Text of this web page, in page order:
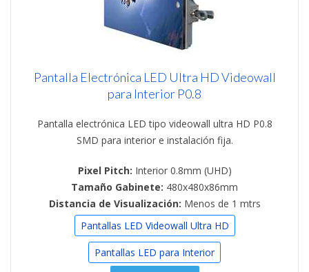
Pantalla Electrónica LED Ultra HD Videowall
para Interior P0.8
Pantalla electrónica LED tipo videowall ultra HD P0.8
SMD para interior e instalación fija.
Pixel Pitch: Interior 0.8mm (UHD)
Tamaño Gabinete: 480x480x86mm
Distancia de Visualización: Menos de 1 mtrs
Pantallas LED Videowall Ultra HD
Pantallas LED para Interior